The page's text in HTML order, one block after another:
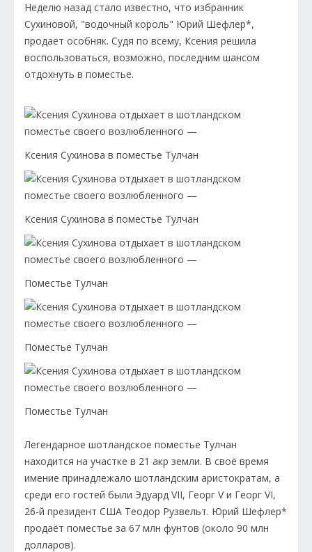
Неделю назад стало известно, что избранник
Сухиновой, "водочный король" Юрий Шефлер*,
продает особняк. Судя по всему, Ксения решила
воспользоваться, возможно, последним шансом
отдохнуть в поместье.
Ксения Сухинова в поместье Тулчан
Ксения Сухинова в поместье Тулчан
Поместье Тулчан
Поместье Тулчан
Поместье Тулчан
Легендарное шотландское поместье Тулчан
находится на участке в 21 акр земли. В своё время
имение принадлежало шотландским аристократам, а
среди его гостей были Эдуард VII, Георг V и Георг VI,
26-й президент США Теодор Рузвельт. Юрий Шефлер*
продаёт поместье за 67 млн фунтов (около 90 млн
долларов).